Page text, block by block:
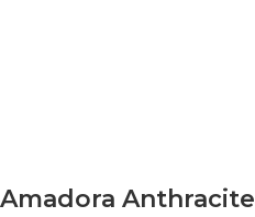
Amadora Anthracite